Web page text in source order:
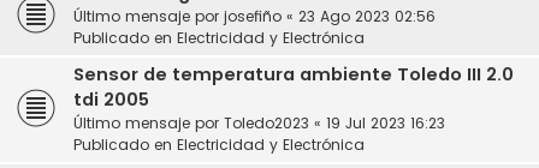
Último mensaje por josefiño « 23 Ago 2023 02:56
Publicado en Electricidad y Electrónica
Sensor de temperatura ambiente Toledo III 2.0
tdi 2005
Último mensaje por Toledo2023 « 19 Jul 2023 16:23
Publicado en Electricidad y Electrónica